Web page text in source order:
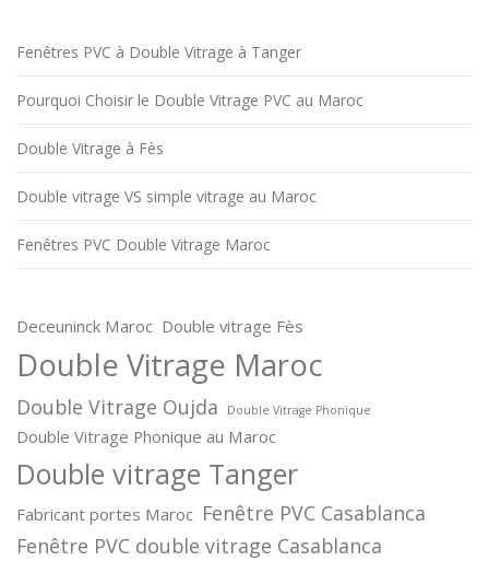
Fenêtres PVC à Double Vitrage à Tanger
Pourquoi Choisir le Double Vitrage PVC au Maroc
Double Vitrage à Fès
Double vitrage VS simple vitrage au Maroc
Fenêtres PVC Double Vitrage Maroc
Deceuninck Maroc Double vitrage Fès
Double Vitrage Maroc
Double Vitrage Oujda Double Vitrage Phonique
Double Vitrage Phonique au Maroc
Double vitrage Tanger
Fabricant portes Maroc Fenêtre PVC Casablanca
Fenêtre PVC double vitrage Casablanca